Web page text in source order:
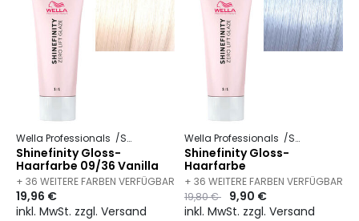
Wella Professionals Shinefinity
Shinefinity Gloss-
Haarfarbe 09/36 Vanilla
Glaze
+ 36 WEITERE FARBEN VERFÜGBAR
19,96 €
inkl. MwSt. zzgl. Versand
Wella Professionals Shinefinity
Shinefinity Gloss-
Haarfarbe
+ 36 WEITERE FARBEN VERFÜGBAR
Preis
19,80 €to 9,90 €
inkl. MwSt. zzgl. Versand